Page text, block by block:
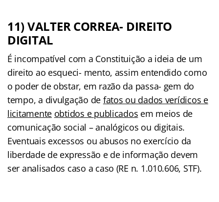
11) VALTER CORREA- DIREITO
DIGITAL
É incompatível com a Constituição a ideia de um
direito ao esqueci- mento, assim entendido como
o poder de obstar, em razão da passa- gem do
tempo, a divulgação de fatos ou dados verídicos e
licitamente obtidos e publicados em meios de
comunicação social – analógicos ou digitais.
Eventuais excessos ou abusos no exercício da
liberdade de expressão e de informação devem
ser analisados caso a caso (RE n. 1.010.606, STF).